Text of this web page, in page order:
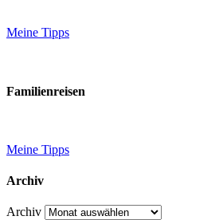
Meine Tipps
Familienreisen
Meine Tipps
Archiv
Archiv